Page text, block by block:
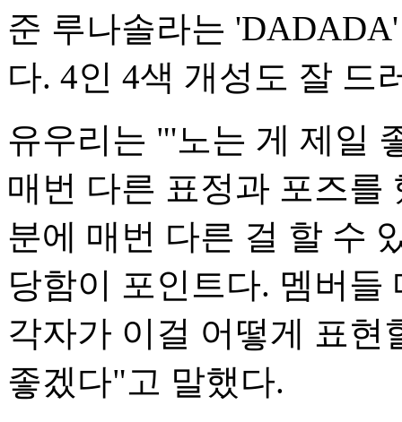
준 루나솔라는
다. 4인 4색 개성도 잘 드
유우리는 "'노는 게 제일
매번 다른 표정과 포즈를
분에 매번 다른 걸 할 수
당함이 포인트다. 멤버들
각자가 이걸 어떻게 표
좋겠다"고 말했다.